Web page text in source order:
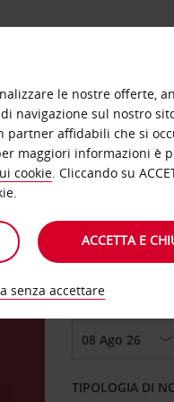
Scegli una
DAL GIORNO
TIPOLOGIA DI
le nostre offerte,
navigazione sul nostro
partner affidabili che si
maggiori informazioni è
cookie. Cliccando su
ACCETTA E
senza accettare